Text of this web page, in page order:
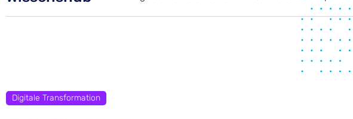
Digitale Transformation